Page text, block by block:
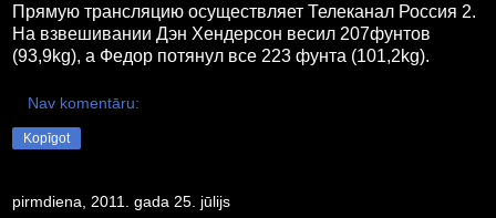
Прямую трансляцию осуществляет Телеканал Россия 2.
На взвешивании Дэн Хендерсон весил 207фунтов
(93,9kg), а Федор потянул все 223 фунта (101,2kg).
Nav komentāru:
Kopīgot
pirmdiena, 2011. gada 25. jūlijs